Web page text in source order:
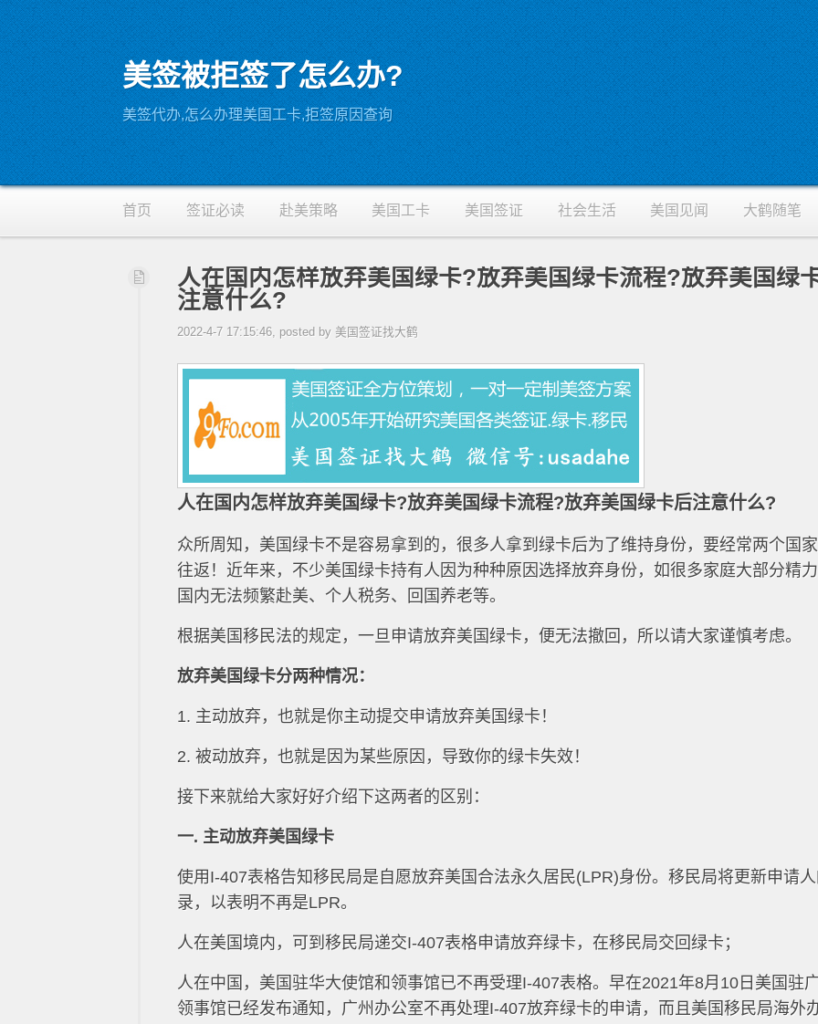
美签被拒签了怎么办?
美签代办,怎么办理美国工卡,拒签原因查询
RSS
首页 签证必读 赴美策略 美国工卡 美国签证 社会生活 美国见闻 大鹤随笔
人在国内怎样放弃美国绿卡?放弃美国绿卡流程?放弃美国绿
注意什么?
2022-4-7 17:15:46, posted by 美国签证找大鹤
人在国内怎样放弃美国绿卡?放弃美国绿卡流程?放弃美国绿卡后注意什么?
众所周知，美国绿卡不是容易拿到的，很多人拿到绿卡后为了维持身份，要经常两个国
往返！近年来，不少美国绿卡持有人因为种种原因选择放弃身份，如很多家庭大部分精
国内无法频繁赴美、个人税务、回国养老等。
根据美国移民法的规定，一旦申请放弃美国绿卡，便无法撤回，所以请大家谨慎考虑。
放弃美国绿卡分两种情况：
1. 主动放弃，也就是你主动提交申请放弃美国绿卡！
2. 被动放弃，也就是因为某些原因，导致你的绿卡失效！
接下来就给大家好好介绍下这两者的区别：
一. 主动放弃美国绿卡
使用I-407表格告知移民局是自愿放弃美国合法永久居民(LPR)身份。移民局将更新申请
录，以表明不再是LPR。
人在美国境内，可到移民局递交I-407表格申请放弃绿卡，在移民局交回绿卡；
人在中国，美国驻华大使馆和领事馆已不再受理I-407表格。早在2021年8月10日美国驻
领事馆已经发布通知，广州办公室不再处理I-407放弃绿卡的申请，而且美国移民局海外